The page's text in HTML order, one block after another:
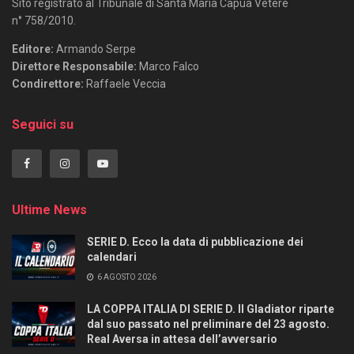
Sito registrato al Tribunale di Santa Maria Capua Vetere
n° 758/2010.
Editore: Armando Serpe
Direttore Responsabile: Marco Falco
Condirettore: Raffaele Veccia
Seguici su
Ultime News
SERIE D. Ecco la data di pubblicazione dei
calendari
6 AGOSTO 2026
LA COPPA ITALIA DI SERIE D. Il Gladiator riparte
dal suo passato nel preliminare del 23 agosto.
Real Aversa in attesa dell’avversario